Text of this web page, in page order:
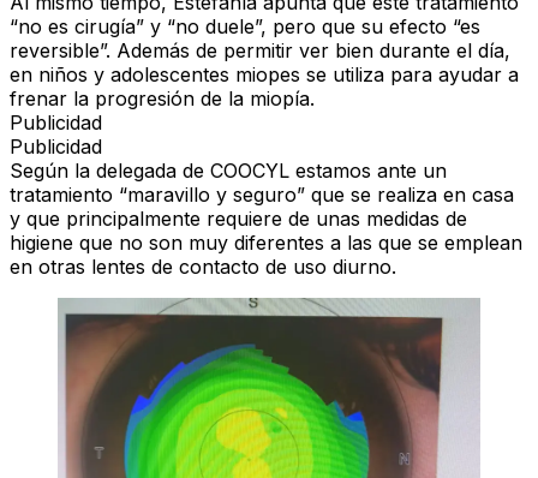
“no es cirugía” y “no duele”, pero que su efecto “es
reversible”. Además de permitir ver bien durante el día,
en niños y adolescentes miopes se utiliza para ayudar a
frenar la progresión de la miopía.
Publicidad
Publicidad
Según la delegada de COOCYL estamos ante un
tratamiento “maravillo y seguro” que se realiza en casa
y que principalmente requiere de unas medidas de
higiene que no son muy diferentes a las que se emplean
en otras lentes de contacto de uso diurno.